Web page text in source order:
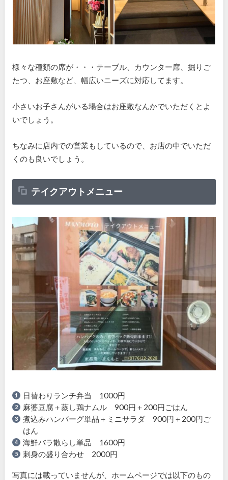
様々な種類の席が・・・テーブル、カウンター席、掘りご
たつ、お座敷など、幅広いニーズに対応してます。
小さいお子さんがいる場合はお座敷なんかでいただくとよ
いでしょう。
ちなみに店内での営業もしているので、お店の中でいただ
くのも良いでしょう。
テイクアウトメニュー
日替わりランチ弁当 1000円
麻婆豆腐＋蒸し鶏ナムル 900円＋200円ごはん
煮込みハンバーグ単品＋ミニサラダ 900円＋200円ご
はん
海鮮バラ散らし単品 1600円
刺身の盛り合わせ 2000円
写真には載っていませんが、ホームページでは以下のもの